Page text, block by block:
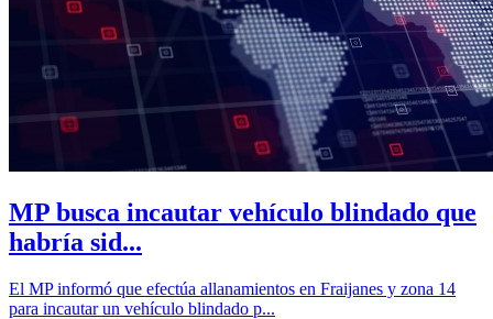
MP busca incautar vehículo blindado que
habría sid...
El MP informó que efectúa allanamientos en Fraijanes y zona 14
para incautar un vehículo blindado p...